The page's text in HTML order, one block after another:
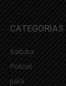
CATEGORIAS
Itaituba
Policial
pará